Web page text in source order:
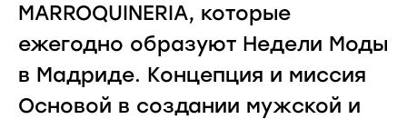
MARROQUINERIA, которые
ежегодно образуют Недели Моды
в Мадриде. Концепция и миссия
Основой в создании мужской и